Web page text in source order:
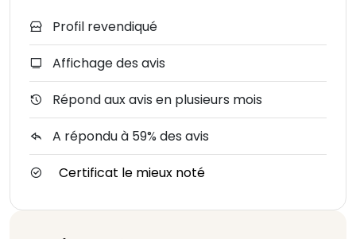
Profil revendiqué
Affichage des avis
Répond aux avis en plusieurs mois
A répondu à 59% des avis
Certificat le mieux noté